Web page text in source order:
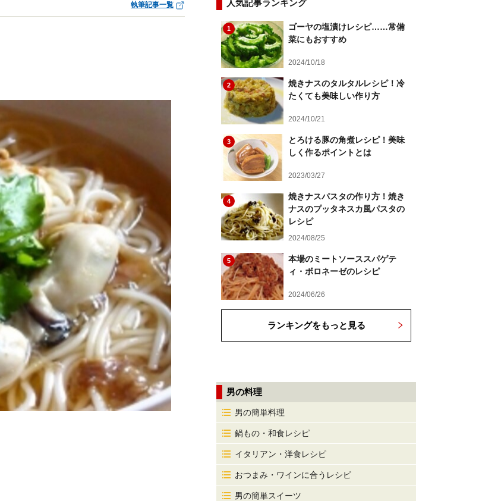
執筆記事一覧 人気記事ランキング
1
ゴーヤの塩漬けレシピ……常備
菜にもおすすめ
2024/10/18
2
焼きナスのタルタルレシピ！冷
たくても美味しい作り方
2024/10/21
3
とろける豚の角煮レシピ！美味
しく作るポイントとは
2023/03/27
4
焼きナスパスタの作り方！焼き
ナスのプッタネスカ風パスタの
レシピ
2024/08/25
5
本場のミートソーススパゲテ
ィ・ボロネーゼのレシピ
2024/06/26
ランキングをもっと見る
男の料理
男の簡単料理
鍋もの・和食レシピ
イタリアン・洋食レシピ
おつまみ・ワインに合うレシピ
男の簡単スイーツ